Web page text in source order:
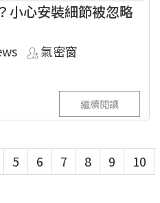
小心安裝細節被忽略
氣密窗
繼續閱讀
5 6 7 8 9
10